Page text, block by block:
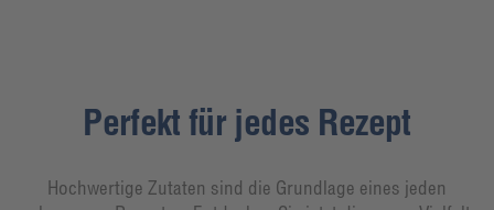
Perfekt für jedes Rezept
Hochwertige Zutaten sind die Grundlage eines jeden